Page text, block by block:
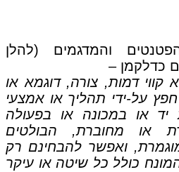
הפטנטים והמדגמים (להלן
כדלקמן –
קווי דמות, צורה, דוגמא או
על-ידי תהליך או אמצעי
יד או במכונה או בפעולה
או מחוברת, הבולטים
ואפשר להבחינם רק
כולל כל שיטה או עיקר